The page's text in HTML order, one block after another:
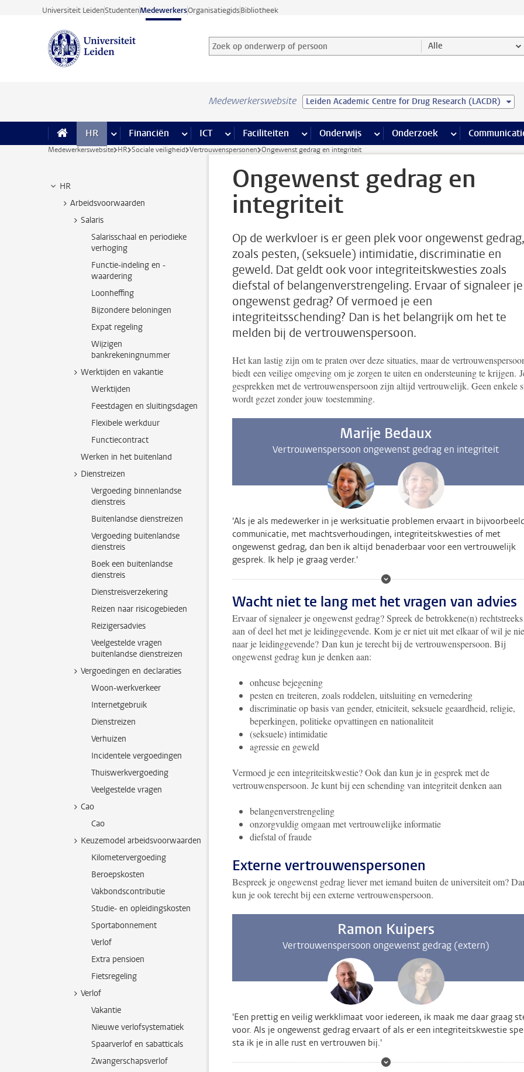
Ga direct naar de inhoud
Universiteit LeidenStudentenMedewerkersOrganisatiegidsBibliotheek
Zoek op onderwerp of persoon en selecteer categorie
Zoekterm Alle
Medewerkerswebsite Leiden Academic Centre for Drug Research (LACDR)
HR meer HR pagina’s
Financiën meer Financiën pagina’s
ICT meer ICT pagina’s
Faciliteiten meer Faciliteiten pagina’s
Onderwijs meer Onderwijs pagina’s
Onderzoek meer Onderzoek
Medewerkerswebsite HR Sociale veiligheid Vertrouwenspersonen Ongewenst gedrag en integriteit
HR
Arbeidsvoorwaarden
Salaris
Salarisschaal en periodieke
verhoging
Functie-indeling en -
waardering
Loonheffing
Bijzondere beloningen
Expat regeling
Wijzigen
bankrekeningnummer
Werktijden en vakantie
Werktijden
Feestdagen en sluitingsdagen
Flexibele werkduur
Functiecontract
Werken in het buitenland
Dienstreizen
Vergoeding binnenlandse
dienstreis
Buitenlandse dienstreizen
Vergoeding buitenlandse
dienstreis
Boek een buitenlandse
dienstreis
Dienstreisverzekering
Reizen naar risicogebieden
Reizigersadvies
Veelgestelde vragen
buitenlandse dienstreizen
Vergoedingen en declaraties
Woon-werkverkeer
Internetgebruik
Dienstreizen
Verhuizen
Incidentele vergoedingen
Thuiswerkvergoeding
Veelgestelde vragen
Cao
Cao
Keuzemodel arbeidsvoorwaarden
Kilometervergoeding
Beroepskosten
Vakbondscontributie
Studie- en opleidingskosten
Sportabonnement
Verlof
Extra pensioen
Fietsregeling
Verlof
Vakantie
Nieuwe verlofsystematiek
Spaarverlof en sabatticals
Zwangerschapsverlof
Ongewenst gedrag en
integriteit
Op de werkvloer is er geen plek voor ongewenst gedrag,
zoals pesten, (seksuele) intimidatie, discriminatie en
geweld. Dat geldt ook voor integriteitskwesties zoals
diefstal of belangenverstrengeling. Ervaar of signaleer je
ongewenst gedrag? Of vermoed je een
integriteitsschending? Dan is het belangrijk om het te
melden bij de vertrouwenspersoon.
Het kan lastig zijn om te praten over deze situaties, maar de
biedt een veilige omgeving om je zorgen te uiten en ondersteuning te krijgen.
gesprekken met de vertrouwenspersoon zijn altijd vertrouwelijk. Geen enkele
wordt gezet zonder jouw toestemming.
Marije Bedaux
Vertrouwenspersoon ongewenst gedrag en integriteit
'Als je als medewerker in je werksituatie problemen ervaart in
communicatie, met machtsverhoudingen, integriteitskwesties of met
ongewenst gedrag, dan ben ik altijd benaderbaar voor een vertrouwelijk
gesprek. Ik help je graag verder.'
Wacht niet te lang met het vragen van advies
Ervaar of signaleer je ongewenst gedrag? Spreek de betrokkene(n) rechtstreeks
aan of deel het met je leidinggevende. Kom je er niet uit met elkaar of wil je
naar je leidinggevende? Dan kun je terecht bij de vertrouwenspersoon. Bij
ongewenst gedrag kun je denken aan:
onheuse bejegening
pesten en treiteren, zoals roddelen, uitsluiting en vernedering
discriminatie op basis van gender, etniciteit, seksuele geaardheid, religie,
beperkingen, politieke opvattingen en nationaliteit
(seksuele) intimidatie
agressie en geweld
Vermoed je een integriteitskwestie? Ook dan kun je in gesprek met de
vertrouwenspersoon. Je kunt bij een schending van integriteit denken aan
belangenverstrengeling
onzorgvuldig omgaan met vertrouwelijke informatie
diefstal of fraude
Externe vertrouwenspersonen
Bespreek je ongewenst gedrag liever met iemand buiten de universiteit om?
kun je ook terecht bij een externe vertrouwenspersoon.
Ramon Kuipers
Vertrouwenspersoon ongewenst gedrag (extern)
'Een prettig en veilig werkklimaat voor iedereen, ik maak me daar graag
voor. Als je ongewenst gedrag ervaart of als er een integriteitskwestie
sta ik je in alle rust en vertrouwen bij.'